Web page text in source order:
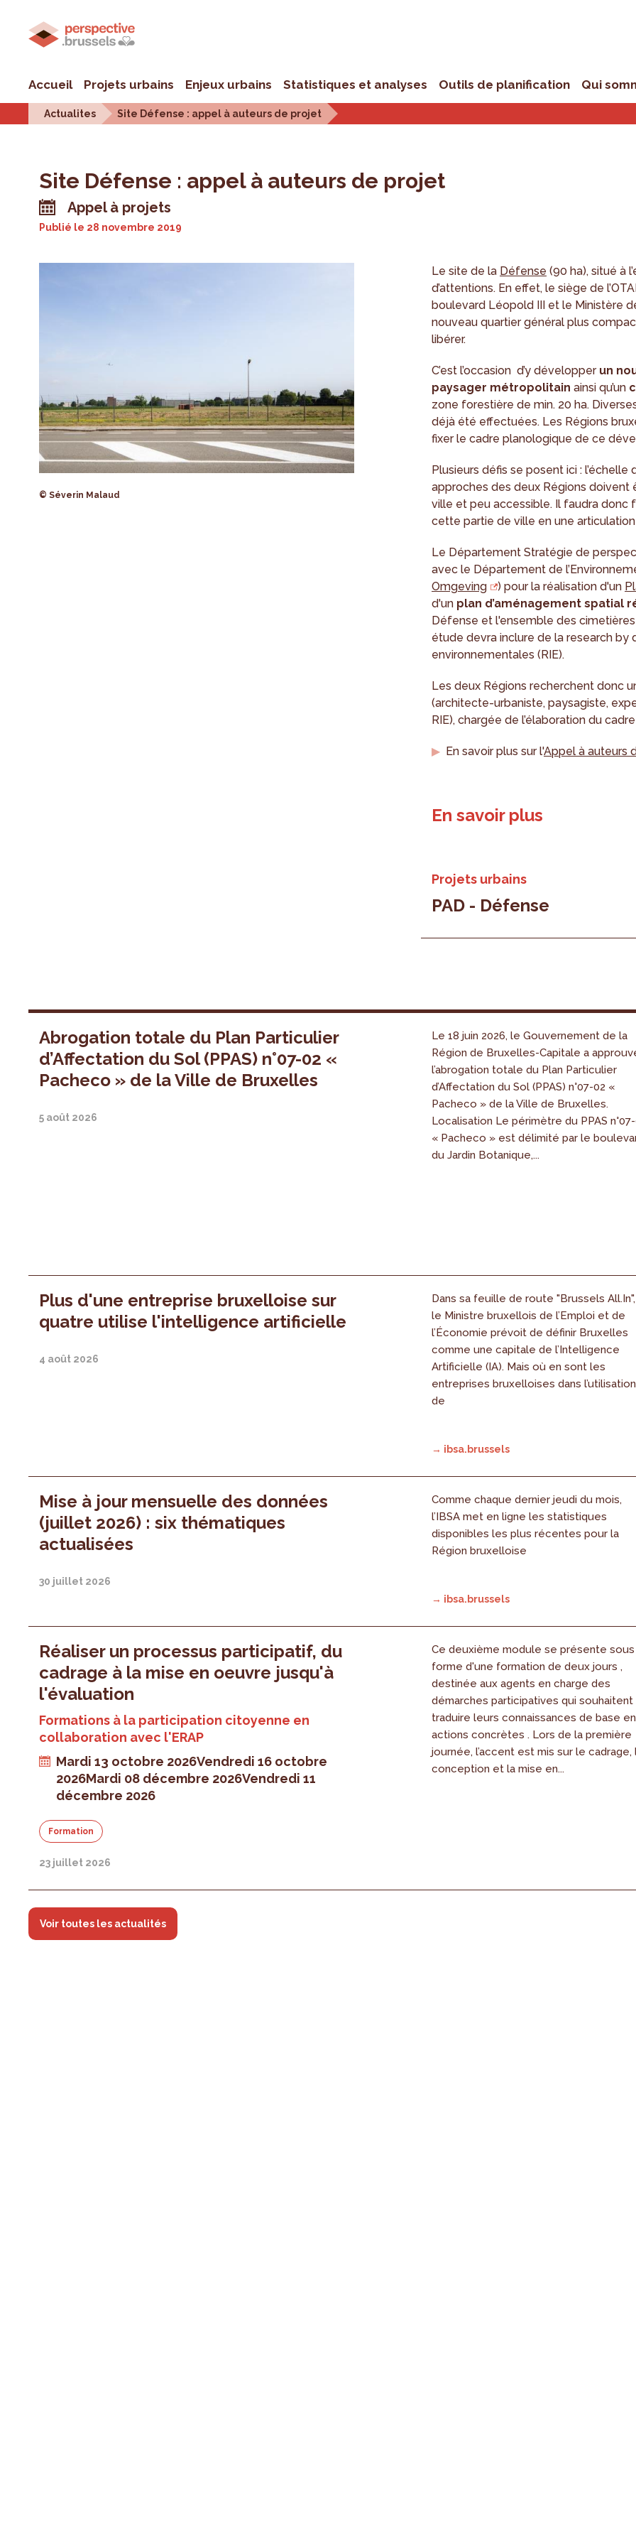
Accueil Projets urbains Enjeux urbains Statistiques et analyses Outils de planification Qui
Actualites Site Défense : appel à auteurs de projet
Site Défense : appel à auteurs de projet
Appel à projets
Publié le 28 novembre 2019
© Séverin Malaud
Le site de la Défense (90 ha), situé à
d’attentions. En effet, le siège de
boulevard Léopold III et le Ministère
nouveau quartier général plus
libérer.
C’est l’occasion d’y développer un
paysager métropolitainainsi qu’un
zone forestière de min. 20 ha.
déjà été effectuées. Les Régions
fixer le cadre planologique de ce
Plusieurs défis se posent ici :
approches des deux Régions
ville et peu accessible. Il faudra donc
cette partie de ville en une
Le Département Stratégie de
avec le Département de
Omgeving
) pour la réalisation d'un
d'un plan d’aménagement spatial
Défense et l'ensemble des
étude devra inclure de la research by
environnementales (RIE).
Les deux Régions recherchent donc
(architecte-urbaniste, paysagiste,
RIE), chargée de l’élaboration du
En savoir plus sur l'Appel à auteurs
En savoir plus
Projets urbains
PAD - Défense
Abrogation totale du Plan Particulier
d’Affectation du Sol (PPAS) n°07-02 «
Pacheco » de la Ville de Bruxelles
5 août 2026
Le 18 juin 2026, le Gouvernement de la
Région de Bruxelles-Capitale a
l’abrogation totale du Plan Particulier
d’Affectation du Sol (PPAS) n°07-02 «
Pacheco » de la Ville de Bruxelles.
Localisation Le périmètre du PPAS
« Pacheco » est délimité par le
du Jardin Botanique,...
Plus d'une entreprise bruxelloise sur
quatre utilise l'intelligence artificielle
4 août 2026
Dans sa feuille de route "Brussels All.In",
le Ministre bruxellois de l’Emploi et de
l’Économie prévoit de définir Bruxelles
comme une capitale de l’Intelligence
Artificielle (IA). Mais où en sont les
entreprises bruxelloises dans l’utilisation
de
→ ibsa.brussels
Mise à jour mensuelle des données
(juillet 2026) : six thématiques
actualisées
30 juillet 2026
Comme chaque dernier jeudi du mois,
l’IBSA met en ligne les statistiques
disponibles les plus récentes pour la
Région bruxelloise
→ ibsa.brussels
Réaliser un processus participatif, du
cadrage à la mise en oeuvre jusqu'à
l'évaluation
Formations à la participation citoyenne en
collaboration avec l'ERAP
Mardi 13 octobre 2026Vendredi 16 octobre
2026Mardi 08 décembre 2026Vendredi 11
décembre 2026
Formation
23 juillet 2026
Ce deuxième module se présente sous
forme d'une formation de deux jours ,
destinée aux agents en charge des
démarches participatives qui souhaitent
traduire leurs connaissances de base en
actions concrètes . Lors de la première
journée, l’accent est mis sur le cadrage,
conception et la mise en...
Voir toutes les actualités